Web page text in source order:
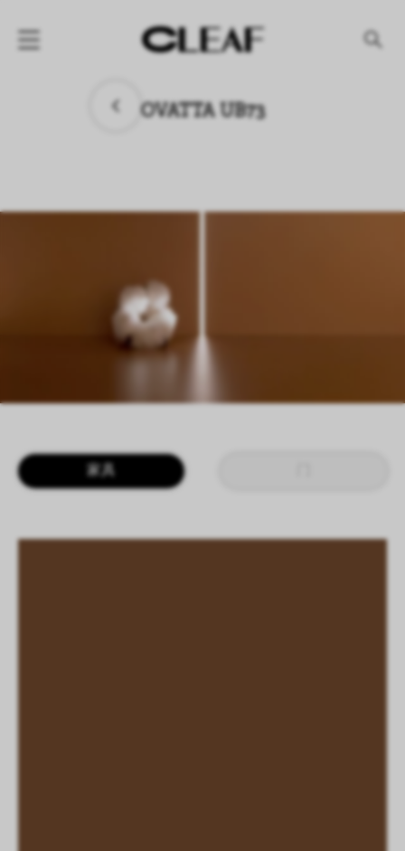
SHAPING SURFACES
OVATTA UB73
家具